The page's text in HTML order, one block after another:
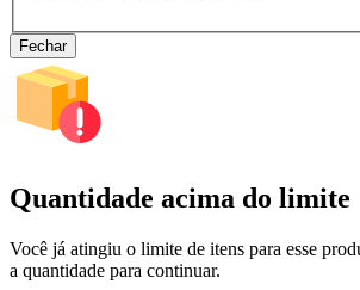
Fechar
Quantidade acima do limite
Você já atingiu o limite de itens para esse
a quantidade para continuar.